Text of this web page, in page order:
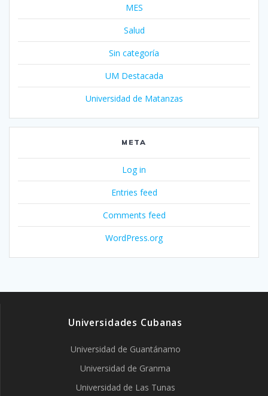
MES
Salud
Sin categoría
UM Destacada
Universidad de Matanzas
META
Log in
Entries feed
Comments feed
WordPress.org
Universidades Cubanas
Universidad de Guantánamo
Universidad de Granma
Universidad de Las Tunas